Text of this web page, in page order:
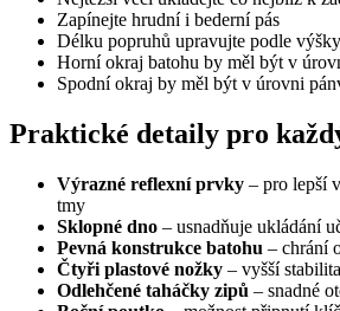
Zapínejte hrudní i bederní pás
Délku popruhů upravujte podle
Horní okraj batohu by měl být v
Spodní okraj by měl být v úrovni
Praktické detaily pro
Výrazné reflexní prvky – pro lepší
tmy
Sklopné dno – usnadňuje ukládání
Pevná konstrukce batohu – chrání
Čtyři plastové nožky – vyšší
Odlehčené taháčky zipů – snadné